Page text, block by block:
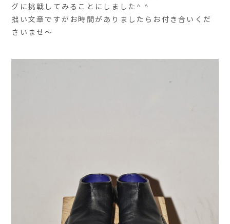
グに挑戦してみることにしました^ ^
拙い文章ですがお時間がありましたらお付き合いくだ
さいませ〜